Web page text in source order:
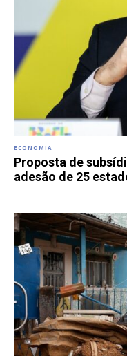
ECONOMIA
Proposta de
adesão de 25